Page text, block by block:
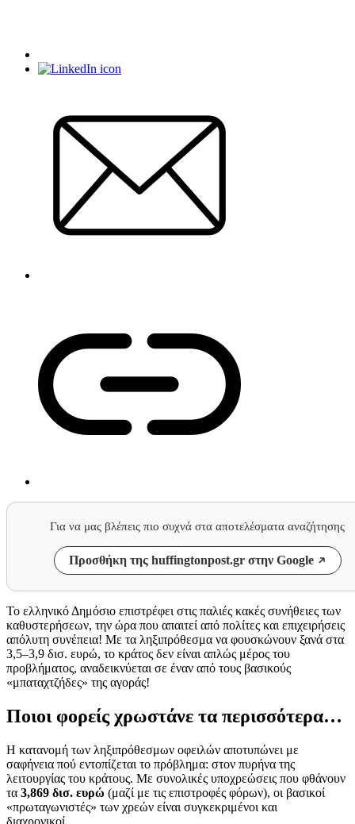
Για να μας βλέπεις πιο συχνά στα αποτελέσματα αναζήτησης
Προσθήκη της huffingtonpost.gr στην Google
Το ελληνικό Δημόσιο επιστρέφει στις παλιές κακές συνήθειες των
καθυστερήσεων, την ώρα που απαιτεί από πολίτες και επιχειρήσεις
απόλυτη συνέπεια! Με τα ληξιπρόθεσμα να φουσκώνουν ξανά στα
3,5–3,9 δισ. ευρώ, το κράτος δεν είναι απλώς μέρος του
προβλήματος, αναδεικνύεται σε έναν από τους βασικούς
«μπαταχτζήδες» της αγοράς!
Ποιοι φορείς χρωστάνε τα περισσότερα…
Η κατανομή των ληξιπρόθεσμων οφειλών αποτυπώνει με
σαφήνεια πού εντοπίζεται το πρόβλημα: στον πυρήνα της
λειτουργίας του κράτους. Με συνολικές υποχρεώσεις που φθάνουν
τα 3,869 δισ. ευρώ (μαζί με τις επιστροφές φόρων), οι βασικοί
«πρωταγωνιστές» των χρεών είναι συγκεκριμένοι και
διαχρονικοί…